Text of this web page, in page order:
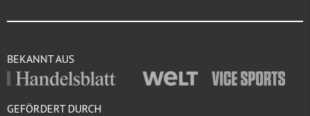
BEKANNT AUS
GEFÖRDERT DURCH